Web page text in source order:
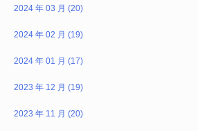
2024 年 03 月 (20)
2024 年 02 月 (19)
2024 年 01 月 (17)
2023 年 12 月 (19)
2023 年 11 月 (20)